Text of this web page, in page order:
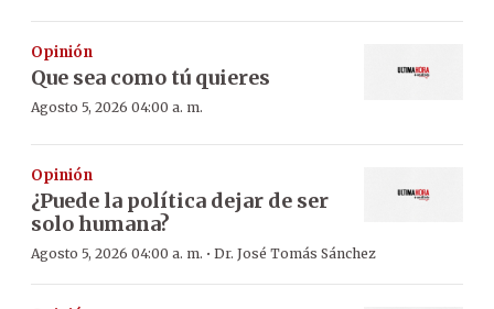
Opinión
Que sea como tú quieres
Agosto 5, 2026 04:00 a. m.
Opinión
¿Puede la política dejar de ser
solo humana?
Agosto 5, 2026 04:00 a. m. · Dr. José Tomás Sánchez